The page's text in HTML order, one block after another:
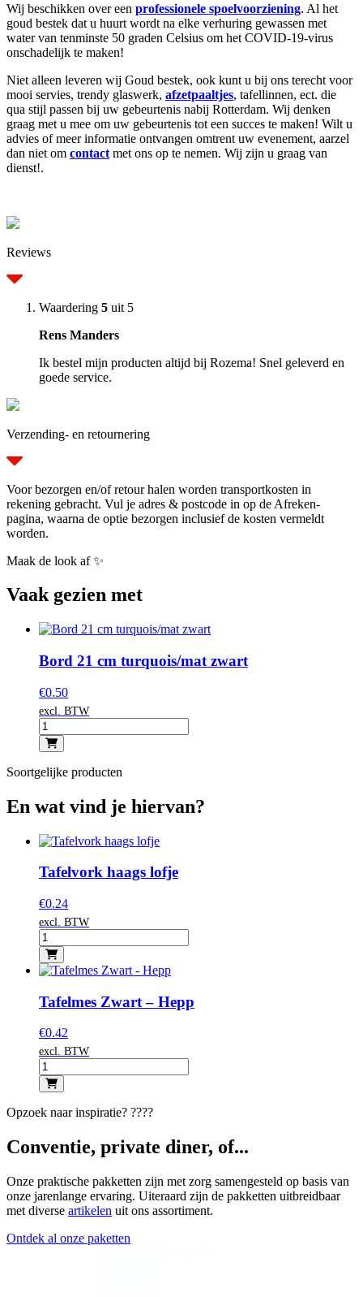
Wij beschikken over een professionele spoelvoorziening. Al het
goud bestek dat u huurt wordt na elke verhuring gewassen met
water van tenminste 50 graden Celsius om het COVID-19-virus
onschadelijk te maken!
Niet alleen leveren wij Goud bestek, ook kunt u bij ons terecht voor
mooi servies, trendy glaswerk, afzetpaaltjes, tafellinnen, ect. die
qua stijl passen bij uw gebeurtenis nabij Rotterdam. Wij denken
graag met u mee om uw gebeurtenis tot een succes te maken! Wilt u
advies of meer informatie ontvangen omtrent uw evenement, aarzel
dan niet om contact met ons op te nemen. Wij zijn u graag van
dienst!.
Reviews
Waardering 5 uit 5
Rens Manders
Ik bestel mijn producten altijd bij Rozema! Snel geleverd en
goede service.
Verzending- en retournering
Voor bezorgen en/of retour halen worden transportkosten in
rekening gebracht. Vul je adres & postcode in op de Afreken-
pagina, waarna de optie bezorgen inclusief de kosten vermeldt
worden.
Maak de look af ✨
Vaak gezien met
Bord 21 cm turquois/mat zwart
€0.50
excl. BTW
Soortgelijke producten
En wat vind je hiervan?
Tafelvork haags lofje
€0.24
excl. BTW
Tafelmes Zwart – Hepp
€0.42
excl. BTW
Opzoek naar inspiratie? ????
Conventie, private diner, of...
Onze praktische pakketten zijn met zorg samengesteld op basis van
onze jarenlange ervaring. Uiteraard zijn de pakketten uitbreidbaar
met diverse artikelen uit ons assortiment.
Ontdek al onze paketten